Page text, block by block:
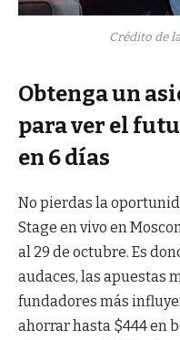
Crédito de
Obtenga un
para ver el
en 6 días
No pierdas la
Stage en vivo en
al 29 de octubre. Es
audaces, las apuestas
fundadores más
ahorrar hasta $444 en